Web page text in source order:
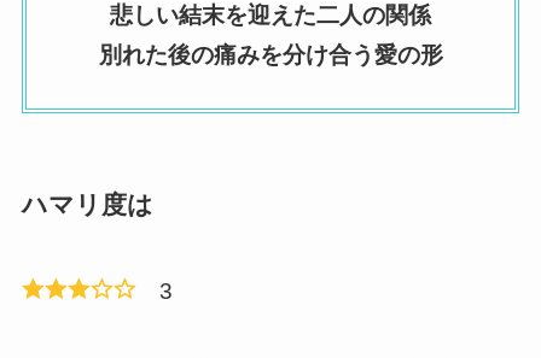
悲しい結末を迎えた二人の関係
別れた後の痛みを分け合う愛の形
ハマリ度は
3